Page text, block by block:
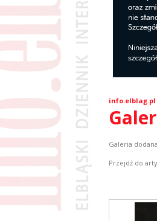
info.elblag.pl
Galeria
Przejdź do